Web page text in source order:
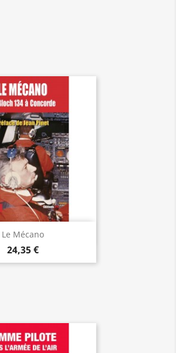
Le Mécano
24,35 €
Vorschau